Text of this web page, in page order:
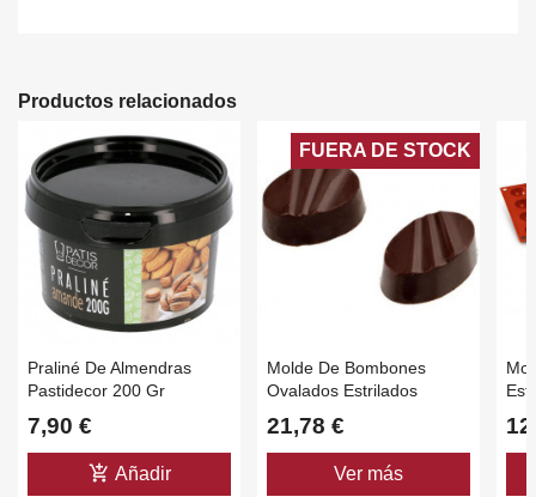
Productos relacionados
Praliné De Almendras
Pastidecor 200 Gr
7,90 €
add_shopping_cart Añadir
Molde De Bombones
Ovalados Estrilados
21,78 €
Ver más
FUERA DE STOCK